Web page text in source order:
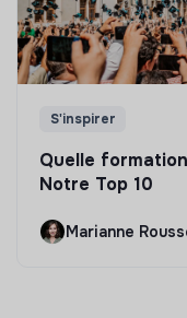
S'inspirer
Quelle
Notre Top 10
Marianne